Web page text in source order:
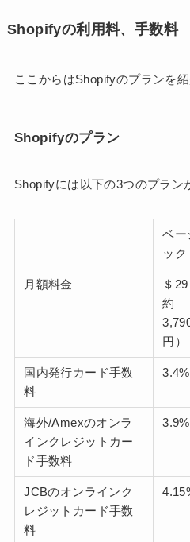
Shopifyの利用料、手数料
ここからはShopifyのプランを紹
Shopifyのプラン
Shopifyには以下の3つのプラン
ベー
ック
月額料金
＄29
約
円）
国内発行カード手数
料
3.4%
海外/Amexのオンラ
インクレジットカー
ド手数料
3.9%
JCBのオンラインク
レジットカード手数
料